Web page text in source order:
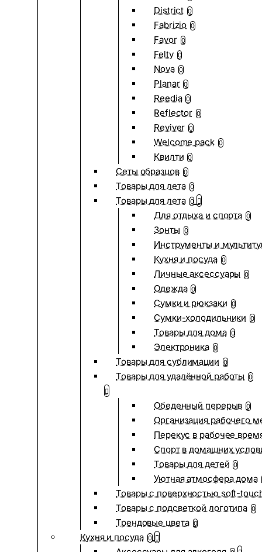
District 0
Fabrizio 0
Favor 0
Felty 0
Nova 0
Planar 0
Reedia 0
Reflector 0
Reviver 0
Welcome pack 0
Квилти 0
Сеты образцов 0
Товары для лета 0
Товары для лета 0
Для отдыха и спорта 0
Зонты 0
Инструменты и
Кухня и посуда 0
Личные аксессуары 0
Одежда 0
Сумки и рюкзаки 0
Сумки-холодильники 0
Товары для дома 0
Электроника 0
Товары для сублимации 0
Товары для удалённой работы 0
Обеденный перерыв 0
Организация рабочего
Перекус в рабочее
Спорт в домашних
Товары для детей 0
Уютная атмосфера дома
Товары с поверхностью soft-
Товары с подсветкой логотипа 0
Трендовые цвета 0
Кухня и посуда 0